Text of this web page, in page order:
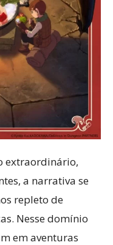
extraordinário,
a narrativa se
repleto de
Nesse domínio
em aventuras